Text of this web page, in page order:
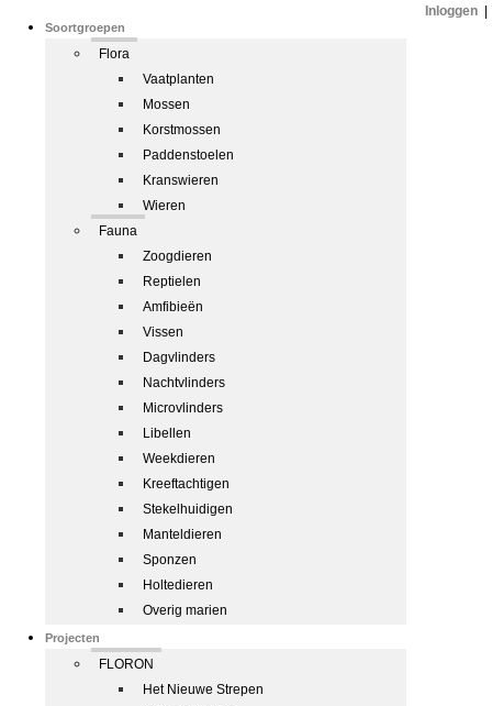
Soortgroepen
Flora
Vaatplanten
Mossen
Korstmossen
Paddenstoelen
Kranswieren
Wieren
Fauna
Zoogdieren
Reptielen
Amfibieën
Vissen
Dagvlinders
Nachtvlinders
Microvlinders
Libellen
Weekdieren
Kreeftachtigen
Stekelhuidigen
Manteldieren
Sponzen
Holtedieren
Overig marien
Projecten
FLORON
Het Nieuwe Strepen
Inloggen